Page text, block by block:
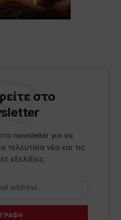
στο
newsletter για να
τελευταία νέα και τις
εξελίξεις.